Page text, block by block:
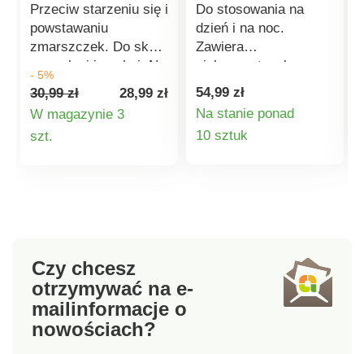
Przeciw starzeniu się i
powstawaniu
zmarszczek. Do skóry
normalnej i suchej. Na
dzień i na noc.
Nawilża i spowalnia
proces starzenia się
skóry. Sposób użycia:
- 5%
30,99 zł
28,99 zł
W magazynie 3
szt.
Do stosowania na
dzień i na noc.
Zawiera
niskocząsteczkowy
kwas hialuronowy,
który utrzymuje
optymalny poziom
nawilżenia i
54,99 zł
Na stanie ponad
10 sztuk
Czy chcesz
otrzymywać na e-
mailinformacje o
nowościach?